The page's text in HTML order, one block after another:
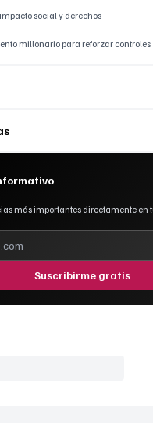
social y derechos
millonario para reforzar controles
más importantes directamente en
Suscribirme gratis